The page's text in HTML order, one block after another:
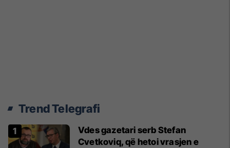
Trend Telegrafi
Vdes gazetari serb Stefan
Cvetkoviq, që hetoi vrasjen e